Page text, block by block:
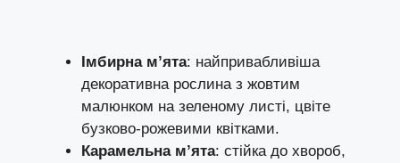
Імбирна м’ята: найпривабливіша
декоративна рослина з жовтим
малюнком на зеленому листі, цвіте
бузково-рожевими квітками.
Карамельна м’ята: стійка до хвороб,